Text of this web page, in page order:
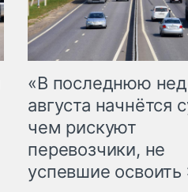
«В последнюю
августа начнётся
чем рискуют
перевозчики, не
успевшие